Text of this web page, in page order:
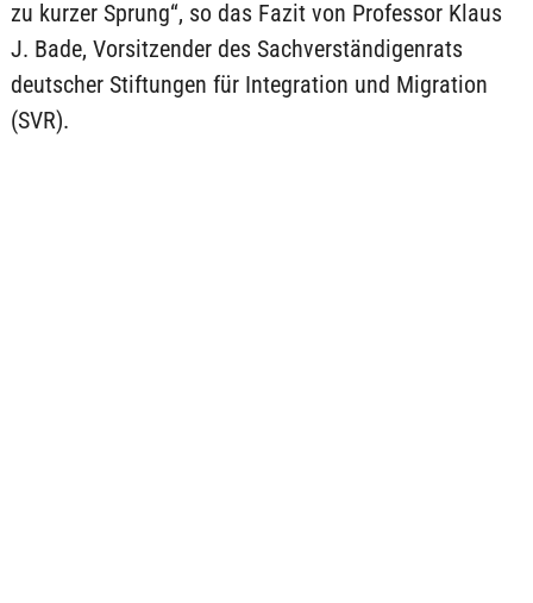
zu kurzer Sprung“, so das Fazit von Professor Klaus
J. Bade, Vorsitzender des Sachverständigenrats
deutscher Stiftungen für Integration und Migration
(SVR).